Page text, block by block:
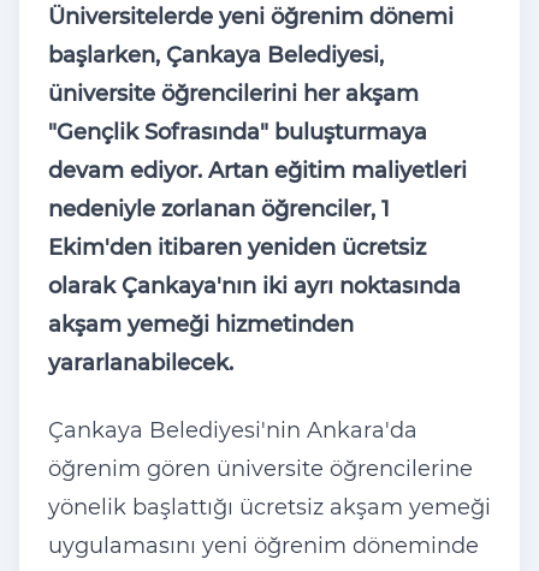
Üniversitelerde yeni öğrenim dönemi
başlarken, Çankaya Belediyesi,
üniversite öğrencilerini her akşam
"Gençlik Sofrasında" buluşturmaya
devam ediyor. Artan eğitim maliyetleri
nedeniyle zorlanan öğrenciler, 1
Ekim'den itibaren yeniden ücretsiz
olarak Çankaya'nın iki ayrı noktasında
akşam yemeği hizmetinden
yararlanabilecek.
Çankaya Belediyesi'nin Ankara'da
öğrenim gören üniversite öğrencilerine
yönelik başlattığı ücretsiz akşam yemeği
uygulamasını yeni öğrenim döneminde